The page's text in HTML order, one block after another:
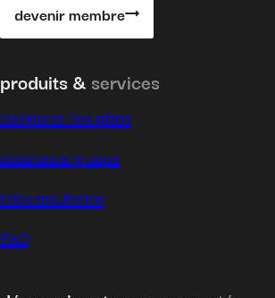
devenir membre
produits & services
comparer nos plans
assurance groupe
téléconsultation
FAQ